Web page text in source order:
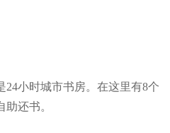
小时城市书房。在这里有8个
还书。